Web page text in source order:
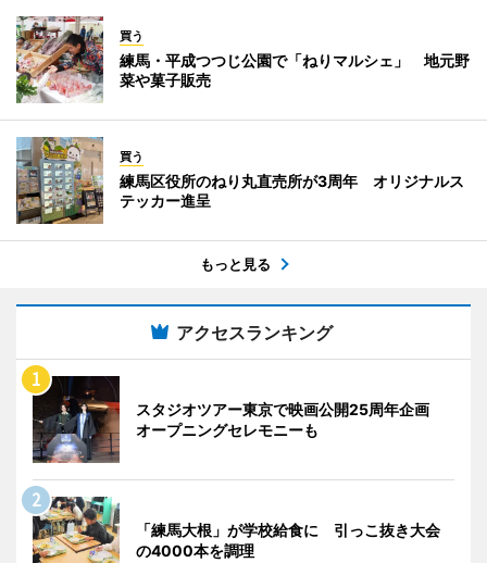
買う
練馬・平成つつじ公園で「ねりマルシェ」 地元野
菜や菓子販売
買う
練馬区役所のねり丸直売所が3周年 オリジナルス
テッカー進呈
もっと見る
アクセスランキング
スタジオツアー東京で映画公開25周年企画
オープニングセレモニーも
「練馬大根」が学校給食に 引っこ抜き大会
の4000本を調理